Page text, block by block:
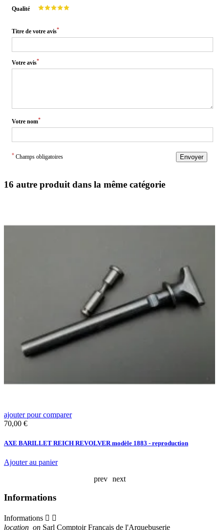
Qualité
Titre de votre avis*
Votre avis*
Votre nom*
* Champs obligatoires Envoyer
16 autre produit dans la même catégorie
ajouter pour comparer
Prix
70,00 €
AXE BARILLET REICH REVOLVER modèle 1883 - reproduction
Ajouter au panier
prev next
Informations
Informations  
location_on Sarl Comptoir Français de l'Arquebuserie